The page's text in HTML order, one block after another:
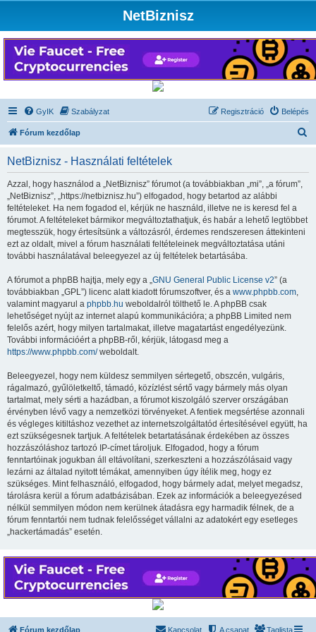
NetBiznisz
GyIK Szabályzat Belépés
Regisztráció
Fórum kezdőlap
NetBiznisz - Használati feltételek
Azzal, hogy használod a „NetBiznisz” fórumot (a továbbiakban „mi”, „a fórum”,
„NetBiznisz”, „https://netbiznisz.hu”) elfogadod, hogy betartod az alábbi
feltételeket. Ha nem fogadod el, kérjük ne használd, illetve ne is keresd fel a
fórumot. A feltételeket bármikor megváltoztathatjuk, és habár a lehető legtöbbet
megtesszük, hogy értesítsünk a változásról, érdemes rendszeresen áttekinteni
ezt az oldalt, mivel a fórum használati feltételeinek megváltoztatása utáni
további használatával beleegyezel az új feltételek betartásába.
A fórumot a phpBB hajtja, mely egy a „GNU General Public License v2” (a
továbbiakban „GPL”) licenc alatt kiadott fórumszoftver, és a www.phpbb.com,
valamint magyarul a phpbb.hu weboldalról tölthető le. A phpBB csak
lehetőséget nyújt az internet alapú kommunikációra; a phpBB Limited nem
felelős azért, hogy milyen tartalmakat, illetve magatartást engedélyezünk.
További információért a phpBB-ről, kérjük, látogasd meg a
https://www.phpbb.com/weboldalt.
Beleegyezel, hogy nem küldesz semmilyen sértegető, obszcén, vulgáris,
rágalmazó, gyűlöletkeltő, támadó, közízlést sértő vagy bármely más olyan
tartalmat, mely sérti a hazádban, a fórumot kiszolgáló szerver országában
érvényben lévő vagy a nemzetközi törvényeket. A fentiek megsértése azonnali
és végleges kitiltáshoz vezethet az internetszolgáltatód értesítésével együtt, ha
ezt szükségesnek tartjuk. A feltételek betartatásának érdekében az összes
hozzászóláshoz tartozó IP-címet tároljuk. Elfogadod, hogy a fórum
fenntartóinak jogukban áll eltávolítani, szerkeszteni a hozzászólásaid vagy
lezárni az általad nyitott témákat, amennyiben úgy ítélik meg, hogy ez
szükséges. Mint felhasználó, elfogadod, hogy bármely adat, melyet megadsz,
tárolásra kerül a fórum adatbázisában. Ezek az információk a beleegyezésed
nélkül semmilyen módon nem kerülnek átadásra egy harmadik félnek, de a
fórum fenntartói nem tudnak felelősséget vállalni az adatokért egy esetleges
„hackertámadás” esetén.
Fórum kezdőlap Taglista
A csapat
Kapcsolat